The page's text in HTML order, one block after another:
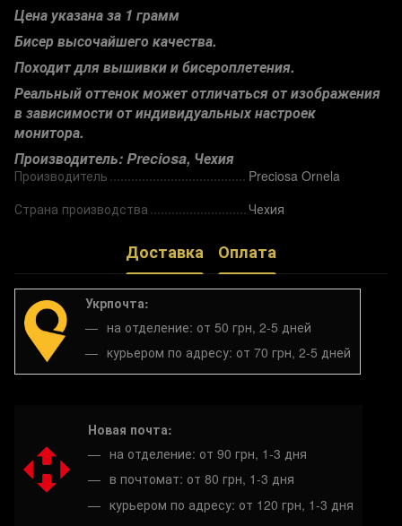
Цена указана за 1 грамм
Бисер высочайшего качества.
Походит для вышивки и бисероплетения.
Реальный оттенок может отличаться от изображения
в зависимости от индивидуальных настроек
монитора.
Производитель: Preciosa, Чехия
Производитель
Preciosa Ornela
Страна производства
Чехия
Доставка Оплата
Укрпочта:
на отделение: от 50 грн, 2-5 дней
курьером по адресу: от 70 грн, 2-5 дней
Новая почта:
на отделение: от 90 грн, 1-3 дня
в почтомат: от 80 грн, 1-3 дня
курьером по адресу: от 120 грн, 1-3 дня